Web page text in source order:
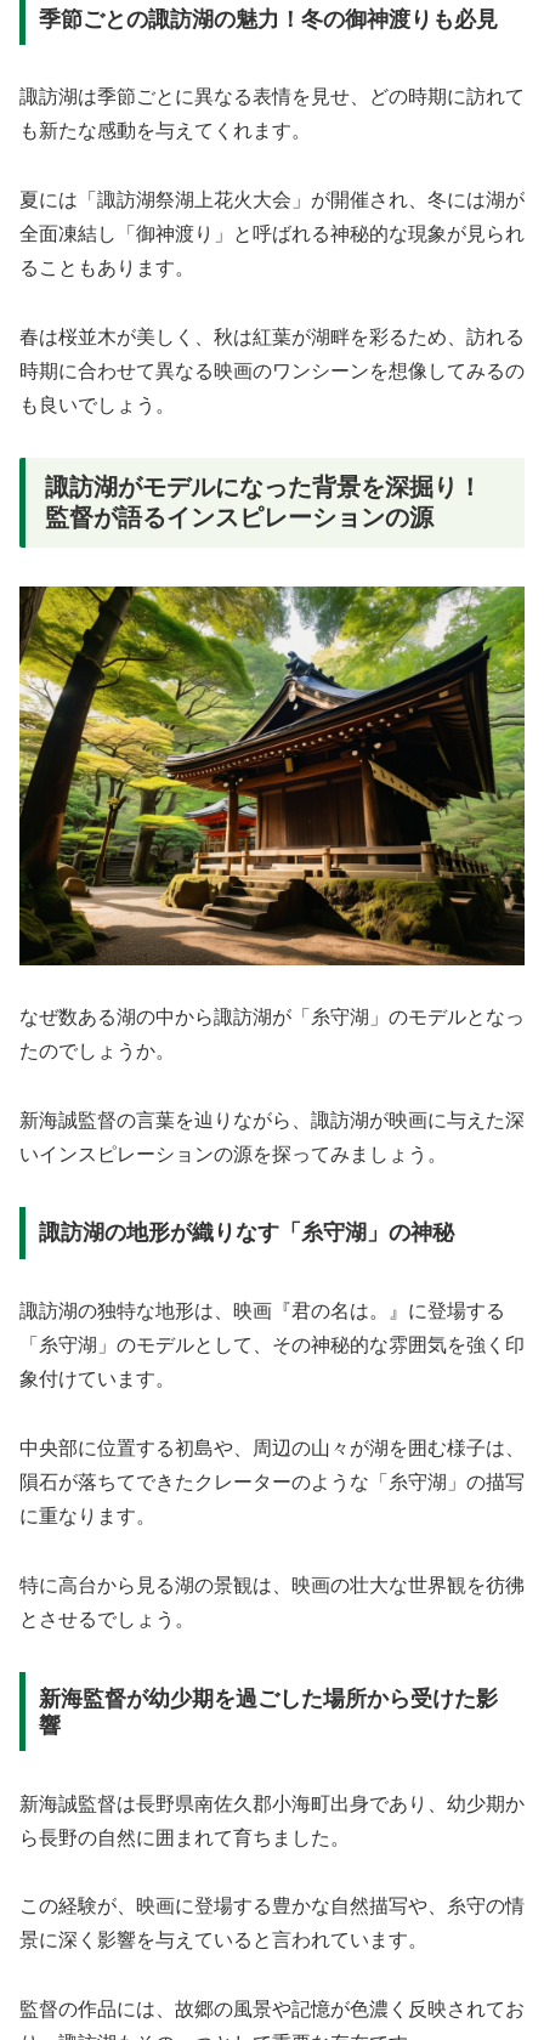
季節ごとの諏訪湖の魅力！冬の御神渡りも必見
諏訪湖は季節ごとに異なる表情を見せ、どの時期に訪れて
も新たな感動を与えてくれます。
夏には「諏訪湖祭湖上花火大会」が開催され、冬には湖が
全面凍結し「御神渡り」と呼ばれる神秘的な現象が見られ
ることもあります。
春は桜並木が美しく、秋は紅葉が湖畔を彩るため、訪れる
時期に合わせて異なる映画のワンシーンを想像してみるの
も良いでしょう。
諏訪湖がモデルになった背景を深掘り！
監督が語るインスピレーションの源
なぜ数ある湖の中から諏訪湖が「糸守湖」のモデルとなっ
たのでしょうか。
新海誠監督の言葉を辿りながら、諏訪湖が映画に与えた深
いインスピレーションの源を探ってみましょう。
諏訪湖の地形が織りなす「糸守湖」の神秘
諏訪湖の独特な地形は、映画『君の名は。』に登場する
「糸守湖」のモデルとして、その神秘的な雰囲気を強く印
象付けています。
中央部に位置する初島や、周辺の山々が湖を囲む様子は、
隕石が落ちてできたクレーターのような「糸守湖」の描写
に重なります。
特に高台から見る湖の景観は、映画の壮大な世界観を彷彿
とさせるでしょう。
新海監督が幼少期を過ごした場所から受けた影
響
新海誠監督は長野県南佐久郡小海町出身であり、幼少期か
ら長野の自然に囲まれて育ちました。
この経験が、映画に登場する豊かな自然描写や、糸守の情
景に深く影響を与えていると言われています。
監督の作品には、故郷の風景や記憶が色濃く反映されてお